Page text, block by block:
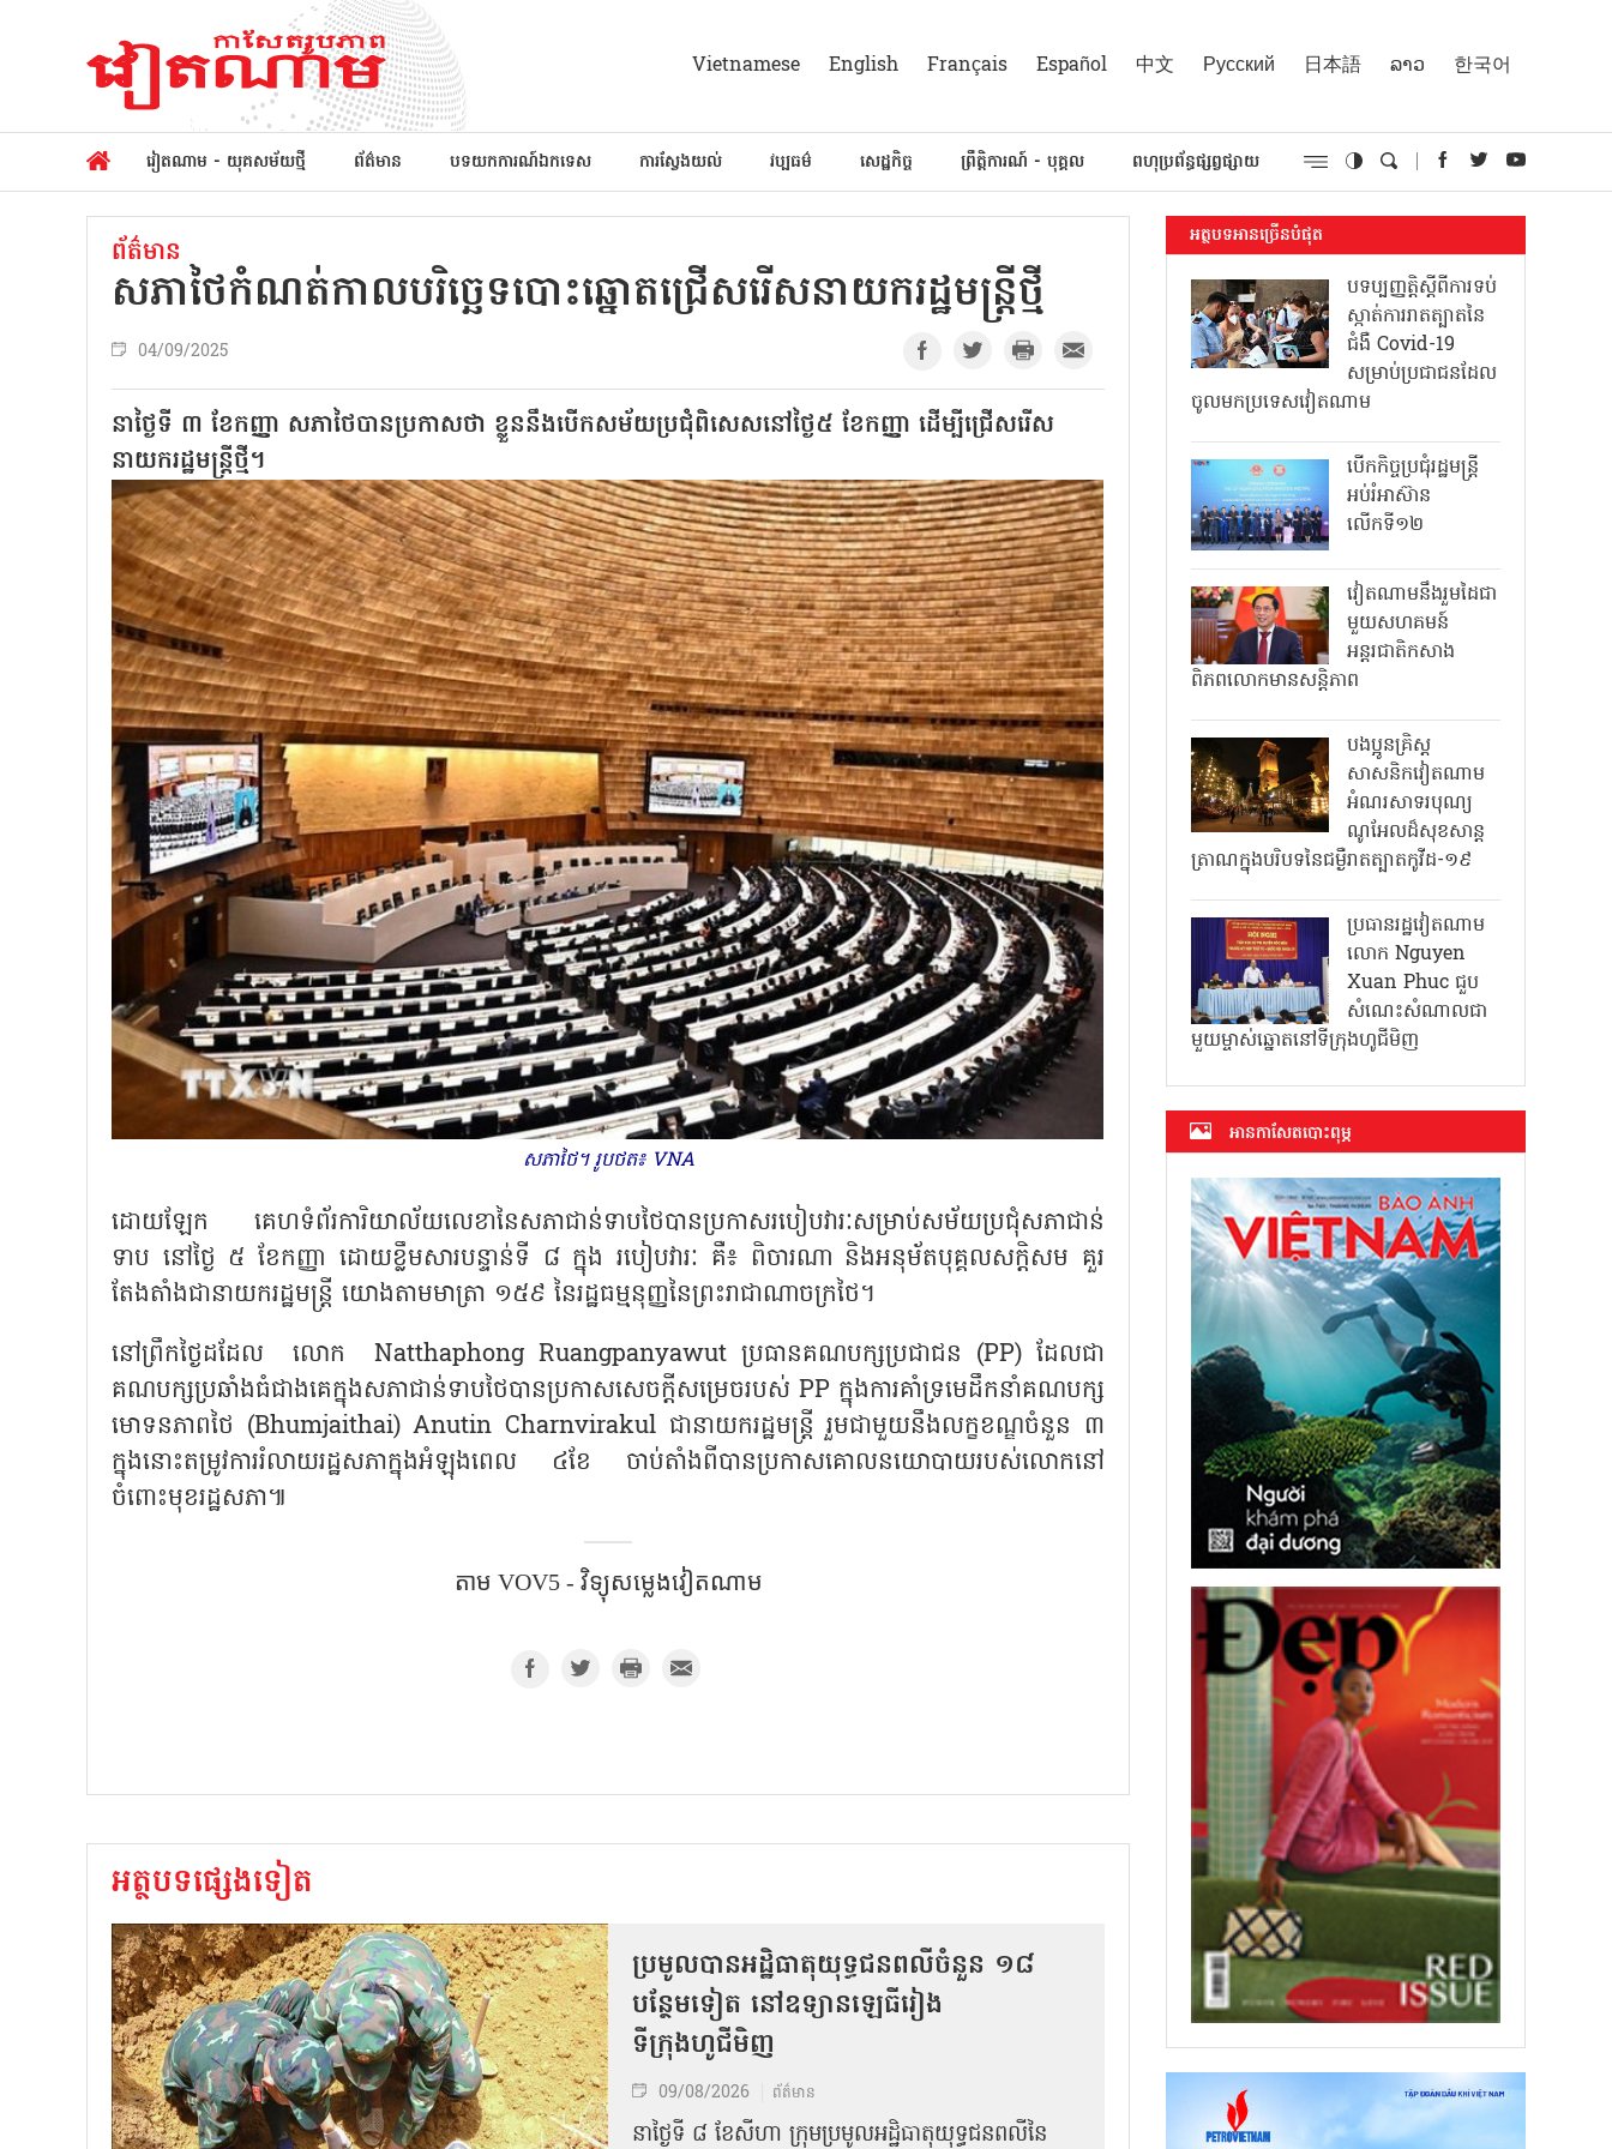
Vietnamese English Français Español 中文 Русский 日本語 ລາວ 한국어
វៀតណាម - យុគសម័យថ្មី ព័ត៌មាន បទយកការណ៍ឯកទេស ការស្វែងយល់ វប្បធម៌ សេដ្ឋកិច្ច ព្រឹត្តិការណ៍ - បុគ្គល ពហុប្រព័ន្ធផ្សព្វផ្សាយ
ព័ត៌មាន
សភាថៃកំណត់កាលបរិច្ឆេទបោះឆ្នោតជ្រើសរើសនាយករដ្ឋមន្ត្រីថ្មី
04/09/2025
នាថ្ងៃទី ៣ ខែកញ្ញា សភាថៃបានប្រកាសថា ខ្លួននឹងបើកសម័យប្រជុំពិសេសនៅថ្ងៃ៥ ខែកញ្ញា ដើម្បីជ្រើសរើស
នាយករដ្ឋមន្ត្រីថ្មី។
សភាថៃ។ រូបថត៖ VNA
ដោយឡែក គេហទំព័រការិយាល័យលេខានៃសភាជាន់ទាបថៃបានប្រកាសរបៀបវារៈសម្រាប់សម័យប្រជុំសភាជាន់
ទាប នៅថ្ងៃ ៥ ខែកញ្ញា ដោយខ្លឹមសារបន្ទាន់ទី ៨ ក្នុង របៀបវារៈ គឺ៖ ពិចារណា និងអនុម័តបុគ្គលសក្តិសម គួរ
តែងតាំងជានាយករដ្ឋមន្ត្រី យោងតាមមាត្រា ១៥៩ នៃរដ្ឋធម្មនុញ្ញនៃព្រះរាជាណាចក្រថៃ។
នៅព្រឹកថ្ងៃដដែល លោក Natthaphong Ruangpanyawut ប្រធានគណបក្សប្រជាជន (PP) ដែលជា
គណបក្សប្រឆាំងធំជាងគេក្នុងសភាជាន់ទាបថៃបានប្រកាសសេចក្តីសម្រេចរបស់ PP ក្នុងការគាំទ្រមេដឹកនាំគណបក្ស
មោទនភាពថៃ (Bhumjaithai) Anutin Charnvirakul ជានាយករដ្ឋមន្ត្រី រួមជាមួយនឹងលក្ខខណ្ឌចំនួន ៣
ក្នុងនោះតម្រូវការរំលាយរដ្ឋសភាក្នុងអំឡុងពេល ៤ខែ ចាប់តាំងពីបានប្រកាសគោលនយោបាយរបស់លោកនៅ
ចំពោះមុខរដ្ឋសភា៕
តាម​ VOV5 - វិទ្យុសម្លេងវៀតណាម
អត្ថបទផ្សេងទៀត
ប្រមូលបានអដ្ឋិធាតុយុទ្ធជនពលីចំនួន ១៨
បន្ថែមទៀត នៅឧទ្យានឡេធីរៀង
ទីក្រុងហូជីមិញ
09/08/2026 ព័ត៌មាន
នាថ្ងៃទី ៨ ខែសីហា ក្រុមប្រមូលអដ្ឋិធាតុយុទ្ធជនពលីនៃ
អត្ថបទអានច្រើនបំផុត
បទប្បញ្ញត្តិស្តីពីការទប់
ស្កាត់ការរាតត្បាតនៃ
ជំងឺ Covid-19
សម្រាប់ប្រជាជនដែល
ចូលមកប្រទេសវៀតណាម
បើកកិច្ចប្រជុំរដ្ឋមន្ត្រី
អប់រំអាស៊ាន
លើកទី១២
វៀតណាមនឹងរួមដៃជា
មួយសហគមន៍
អន្តរជាតិកសាង
ពិភពលោកមានសន្តិភាព
បងប្អូនគ្រិស្ត
សាសនិកវៀតណាម
អំណរសាទរបុណ្យ
ណូអែលដ៏សុខសាន្ត
ត្រាណក្នុងបរិបទនៃជម្ងឺរាតត្បាតកូវីដ-១៩
ប្រធានរដ្ឋវៀតណាម
លោក Nguyen
Xuan Phuc ជួប
សំណេះសំណាលជា
មួយម្ចាស់ឆ្នោតនៅទីក្រុងហូជីមិញ
អាន​កាសែត​បោះពុម្ភ